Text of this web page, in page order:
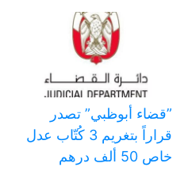
‏”قضاء أبوظبي” تصدر
قراراً بتغريم 3 كُتّاب عدل
خاص 50 ألف درهم